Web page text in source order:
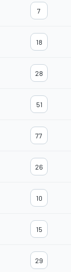
7
18
28
51
77
26
10
15
29